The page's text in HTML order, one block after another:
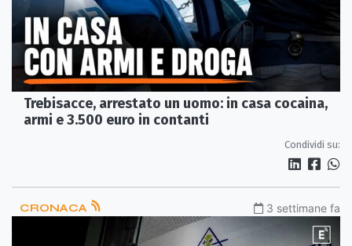
Trebisacce, arrestato un uomo: in casa cocaina,
armi e 3.500 euro in contanti
Condividi su:
CRONACA 3 settimane fa